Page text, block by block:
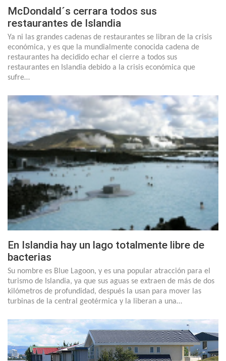
McDondald´s cerrara todos sus
restaurantes de Islandia
Ya ni las grandes cadenas de restaurantes se libran de la crisis
económica, y es que la mundialmente conocida cadena de
restaurantes ha decidido echar el cierre a todos sus
restaurantes en Islandia debido a la crisis económica que
sufre…
En Islandia hay un lago totalmente libre de
bacterias
Su nombre es Blue Lagoon, y es una popular atracción para el
turismo de Islandia, ya que sus aguas se extraen de más de dos
kilómetros de profundidad, después la usan para mover las
turbinas de la central geotérmica y la liberan a una…